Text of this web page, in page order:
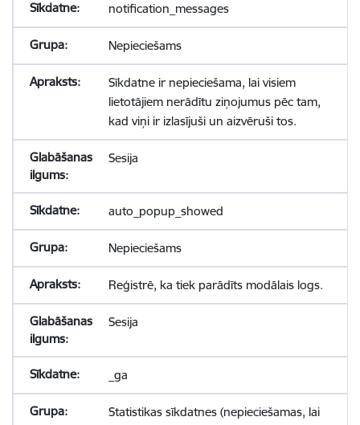
notification_messages
Nepieciešams
Sīkdatne ir nepieciešama, lai visiem
lietotājiem nerādītu ziņojumus pēc tam,
kad viņi ir izlasījuši un aizvēruši tos.
Sesija
auto_popup_showed
Nepieciešams
Reģistrē, ka tiek parādīts modālais logs.
Sesija
_ga
Statistikas sīkdatnes (nepieciešamas, lai